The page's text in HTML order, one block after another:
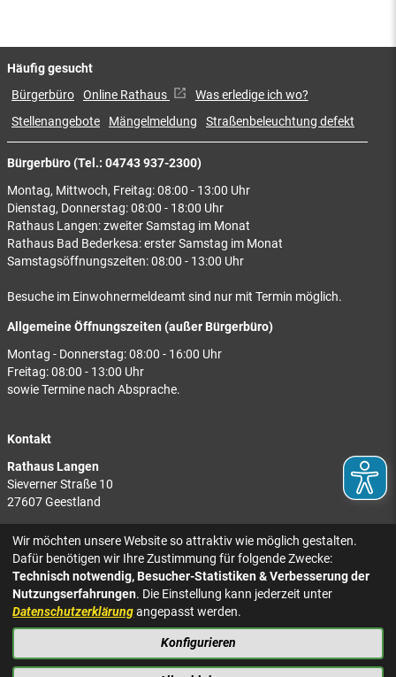
Bürgerbüro (Tel.: 04743 937-2300)
Montag, Mittwoch, Freitag: 08:00 - 13:00 Uhr
Dienstag, Donnerstag: 08:00 - 18:00 Uhr
Rathaus Langen: zweiter Samstag im Monat
Rathaus Bad Bederkesa: erster Samstag im Monat
Samstagsöffnungszeiten: 08:00 - 13:00 Uhr
Besuche im Einwohnermeldeamt sind nur mit Termin möglich.
Allgemeine Öffnungszeiten (außer Bürgerbüro)
Montag - Donnerstag: 08:00 - 16:00 Uhr
Freitag: 08:00 - 13:00 Uhr
sowie Termine nach Absprache.
Kontakt
Rathaus Langen
Sieverner Straße 10
27607 Geestland
Rathaus Bad Bederkesa
Am Markt 8
27624 Geestland
Tel.: 04743 937-2300
Häufig gesucht
Bürgerbüro Online Rathaus
Was erledige ich wo?
Stellenangebote
Mängelmeldung Straßenbeleuchtung defekt
KONTAKT
IMPRESSUM
NACH OBEN
Wir möchten unsere Website so attraktiv wie möglich gestalten.
Dafür benötigen wir Ihre Zustimmung für folgende Zwecke:
Technisch notwendig, Besucher-Statistiken & Verbesserung der
Nutzungserfahrungen. Die Einstellung kann jederzeit unter
Datenschutzerklärungangepasst werden.
Konfigurieren